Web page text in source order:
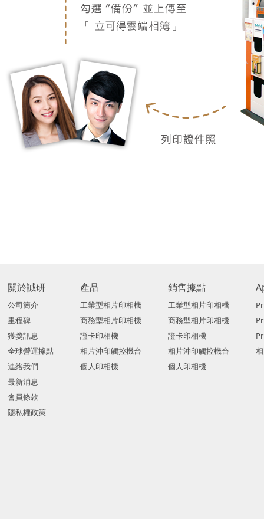
關於誠研
公司簡介
里程碑
獲獎訊息
全球營運據點
連絡我們
最新消息
會員條款
隱私權政策
產品
工業型相片印相機
商務型相片印相機
證卡印相機
相片沖印觸控機台
個人印相機
銷售據點
工業型相片印相機
商務型相片印相機
證卡印相機
相片沖印觸控機台
個人印相機